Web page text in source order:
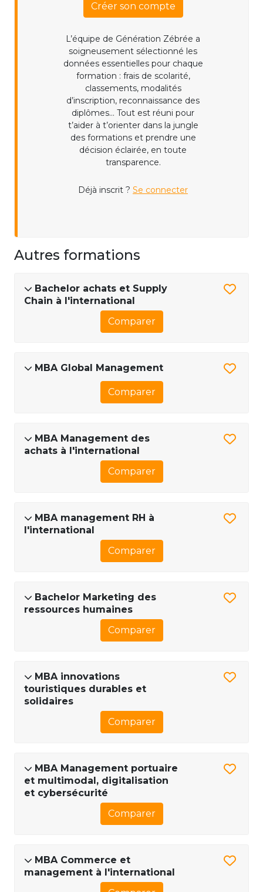
Créer son compte
L’équipe de Génération Zébrée a
soigneusement sélectionné les
données essentielles pour chaque
formation : frais de scolarité,
classements, modalités
d’inscription, reconnaissance des
diplômes... Tout est réuni pour
t’aider à t’orienter dans la jungle
des formations et prendre une
décision éclairée, en toute
transparence.
Déjà inscrit ? Se connecter
Autres formations
Bachelor achats et Supply
Chain à l'international
Comparer
MBA Global Management
Comparer
MBA Management des
achats à l'international
Comparer
MBA management RH à
l'international
Comparer
Bachelor Marketing des
ressources humaines
Comparer
MBA innovations
touristiques durables et
solidaires
Comparer
MBA Management portuaire
et multimodal, digitalisation
et cybersécurité
Comparer
MBA Commerce et
management à l'international